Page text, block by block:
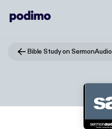
Bible Study on SermonAudio